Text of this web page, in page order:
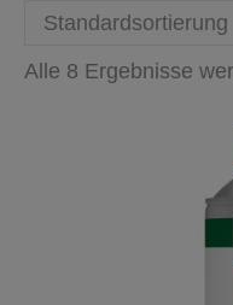
Alle 8 Ergebnisse